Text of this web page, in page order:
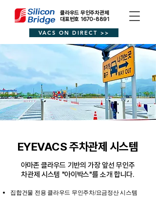
클라우드 무인주차관제
대표번호 1670-8891
VACS ON DIRECT >>
EYEVACS 주차관제 시스템
아마존 클라우드 기반의 가장 앞선 무인주
차관제 시스템 "아이박스"를 소개 합니다.
집합건물 전용 클라우드 무인주차/요금정산 시스템